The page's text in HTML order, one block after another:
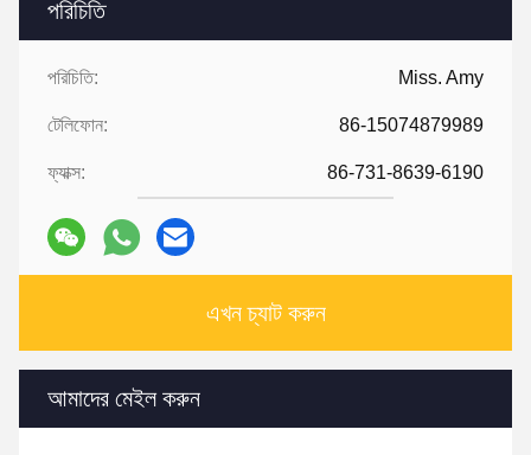
পরিচিতি
পরিচিতি: Miss. Amy
টেলিফোন: 86-15074879989
ফ্যাক্স: 86-731-8639-6190
এখন চ্যাট করুন
আমাদের মেইল ​​করুন